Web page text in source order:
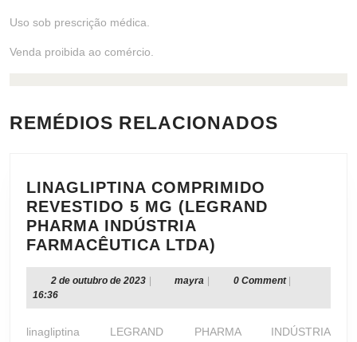
Uso sob prescrição médica.
Venda proibida ao comércio.
REMÉDIOS RELACIONADOS
LINAGLIPTINA COMPRIMIDO
REVESTIDO 5 MG (LEGRAND
PHARMA INDÚSTRIA
FARMACÊUTICA LTDA)
COMPRIMIDO
REVESTIDO
2 de outubro de 20232
outubro
2023
mayra mayra 0 Comment
16:36
linagliptina LEGRAND PHARMA INDÚSTRIA